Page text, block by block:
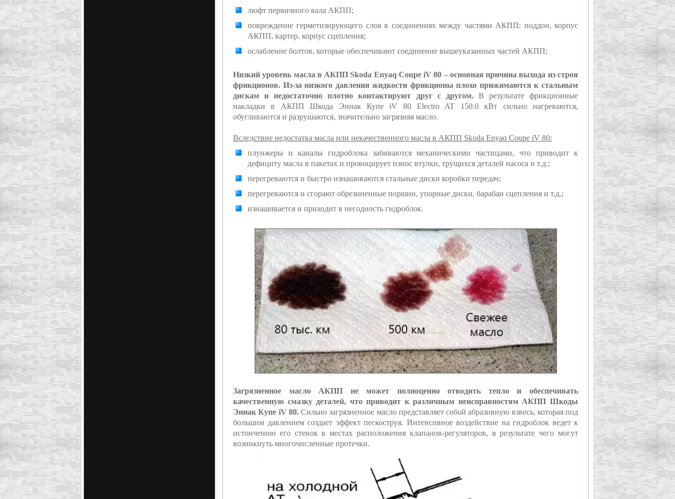
люфт первичного вала АКПП;
повреждение герметизирующего слоя в соединениях между частями АКПП: поддон, корпус
АКПП, картер, корпус сцепления;
ослабление болтов, которые обеспечивают соединение вышеуказанных частей АКПП;
Низкий уровень масла в АКПП Skoda Enyaq Coupe iV 80 – основная причина выхода из строя
фрикционов. Из-за низкого давления жидкости фрикционы плохо прижимаются к стальным
дискам и недостаточно плотно контактируют друг с другом.В результате фрикционные
накладки в АКПП Шкода Эниак Купе iV 80 Electro AT 150.0 кВт сильно нагреваются,
обугливаются и разрушаются, значительно загрязняя масло.
Вследствие недостатка масла или некачественного масла в АКПП Skoda Enyaq Coupe iV 80:
плунжеры и каналы гидроблока забиваются механическими частицами, что приводит к
дефициту масла в пакетах и провоцирует износ втулки, трущихся деталей насоса и т.д.;
перегреваются и быстро изнашиваются стальные диски коробки передач;
перегреваются и сгорают обрезиненные поршни, упорные диски, барабан сцепления и т.д.;
изнашивается и приходит в негодность гидроблок.
Загрязненное масло АКПП не может полноценно отводить тепло и обеспечивать
качественную смазку деталей, что приводит к различным неисправностям АКПП Шкоды
Эниак Купе iV 80.Сильно загрязненное масло представляет собой абразивную взвесь, которая под
большим давлением создает эффект пескоструя. Интенсивное воздействие на гидроблок ведет к
истончению его стенок в местах расположения клапанов-регуляторов, в результате чего могут
возникнуть многочисленные протечки.